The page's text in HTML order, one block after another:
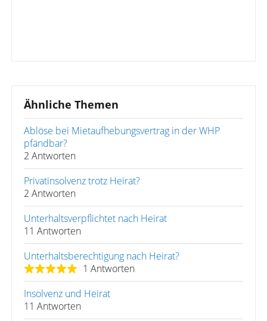
Ähnliche Themen
Ablöse bei Mietaufhebungsvertrag in der WHP
pfändbar?
2 Antworten
Privatinsolvenz trotz Heirat?
2 Antworten
Unterhaltsverpflichtet nach Heirat
11 Antworten
Unterhaltsberechtigung nach Heirat?
1 Antworten
Insolvenz und Heirat
11 Antworten